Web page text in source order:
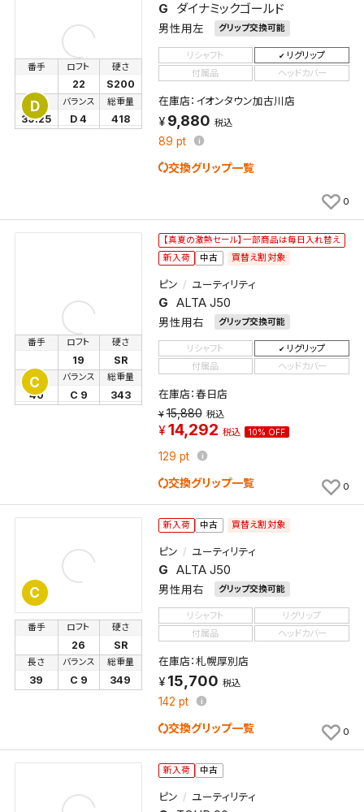
D
G ダイナミックゴールド
男性用左 グリップ交換可能
番手 ロフト
22
硬さ
S200
長さ
39.25
バランス
D 4
総重量
418
リシャフト
リグリップ
付属品
ヘッドカバー
在庫店：イオンタウン加古川店
9,880 税込
89 pt
交換グリップ一覧
0
C
【真夏の激熱セール】一部商品は毎日入れ替え
新入荷
中古 買替え割対象
ピン ユーティリティ
G ALTA J50
男性用右
グリップ交換可能
番手
ロフト
19
硬さ
SR
長さ
40
バランス
C 9
総重量
343
リシャフト
リグリップ
付属品
ヘッドカバー
在庫店：春日店
15,880 税込
14,292 税込 10% OFF
129 pt
交換グリップ一覧 0
C
新入荷 中古 買替え割対象
ピン ユーティリティ
G ALTA J50
男性用右 グリップ交換可能
番手 ロフト
26
硬さ
SR
長さ
39
バランス
C 9
総重量
349
リシャフト
リグリップ
付属品
ヘッドカバー
在庫店：札幌厚別店
15,700 税込
142 pt
交換グリップ一覧 0
新入荷 中古
ピン ユーティリティ
検索条件を保存
この検索条件をマイページ内「保存検索条件一覧」に